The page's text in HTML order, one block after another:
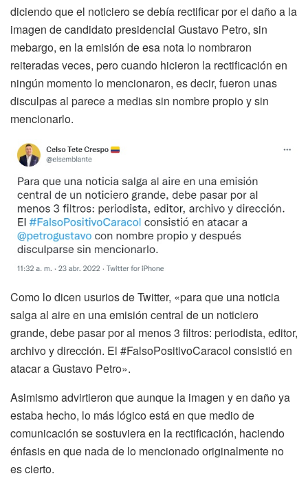
diciendo que el noticiero se debía rectificar por el daño a la
imagen de candidato presidencial Gustavo Petro, sin
mebargo, en la emisión de esa nota lo nombraron
reiteradas veces, pero cuando hicieron la rectificación en
ningún momento lo mencionaron, es decir, fueron unas
disculpas al parece a medias sin nombre propio y sin
mencionarlo.
Como lo dicen usurios de Twitter, «para que una noticia
salga al aire en una emisión central de un noticiero
grande, debe pasar por al menos 3 filtros: periodista, editor,
archivo y dirección. El #FalsoPositivoCaracol consistió en
atacar a Gustavo Petro».
Asimismo advirtieron que aunque la imagen y en daño ya
estaba hecho, lo más lógico está en que medio de
comunicación se sostuviera en la rectificación, haciendo
énfasis en que nada de lo mencionado originalmente no
es cierto.